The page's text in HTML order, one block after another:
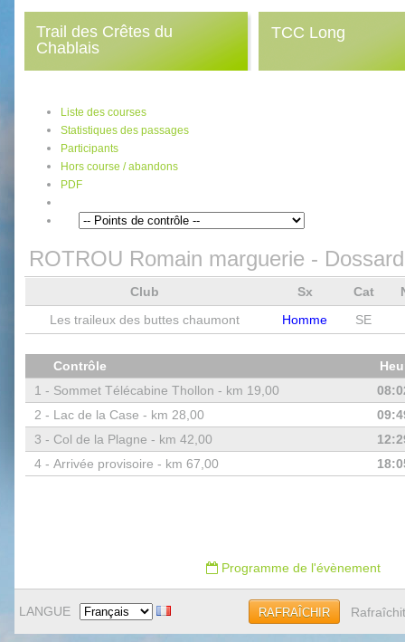
Trail des Crêtes du
Chablais
TCC Long
Liste des courses
Statistiques des passages
Participants
Hors course / abandons
PDF
ROTROU Romain marguerie -
Club Sx Cat
Les traileux des buttes chaumont
Homme SE
Contrôle
1 - Sommet Télécabine Thollon - km 19,00
2 - Lac de la Case - km 28,00
3 - Col de la Plagne - km 42,00
4 - Arrivée provisoire - km 67,00
Programme de l'évènement
LANGUE RAFRAÎCHIR